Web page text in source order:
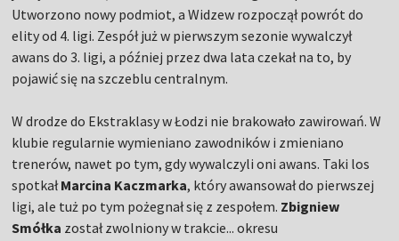
Utworzono nowy podmiot, a Widzew rozpoczął powrót do
elity od 4. ligi. Zespół już w pierwszym sezonie wywalczył
awans do 3. ligi, a później przez dwa lata czekał na to, by
pojawić się na szczeblu centralnym.
W drodze do Ekstraklasy w Łodzi nie brakowało zawirowań. W
klubie regularnie wymieniano zawodników i zmieniano
trenerów, nawet po tym, gdy wywalczyli oni awans. Taki los
spotkałMarcina Kaczmarka, który awansował do pierwszej
ligi, ale tuż po tym pożegnał się z zespołem. Zbigniew
Smółka został zwolniony w trakcie... okresu